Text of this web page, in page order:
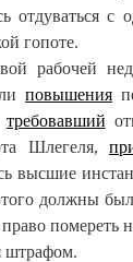
с
гопоте.
рабочей
повышения
требовавший
Шлегеля,
высшие
должны
помереть
штрафом.